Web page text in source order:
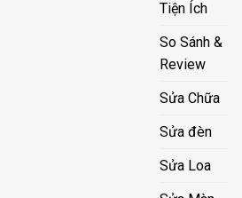
Tiện Ích
So Sánh &
Review
Sửa Chữa
Sửa đèn
Sửa Loa